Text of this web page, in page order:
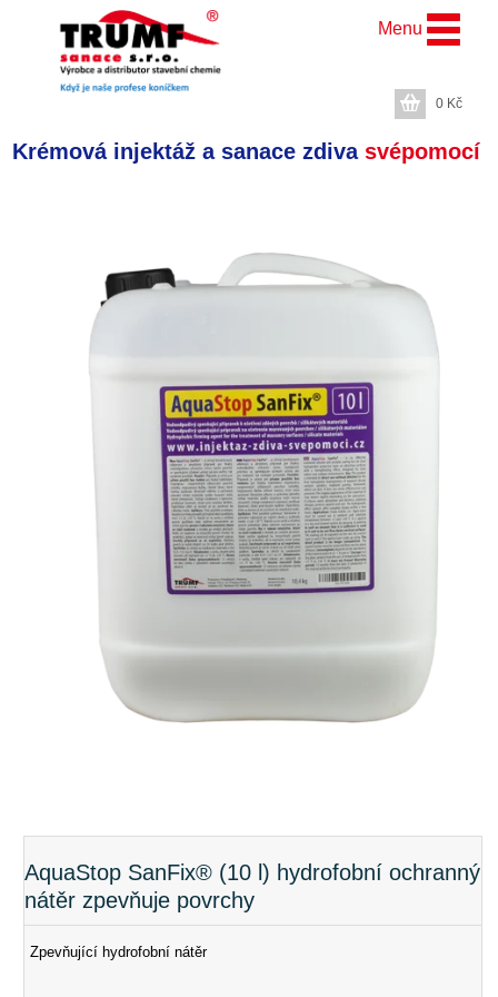
Krémová injektáž a sanace zdiva svépomocí
Menu
0 Kč
AquaStop SanFix® (10 l) hydrofobní ochranný
nátěr zpevňuje povrchy
Zpevňující hydrofobní nátěr